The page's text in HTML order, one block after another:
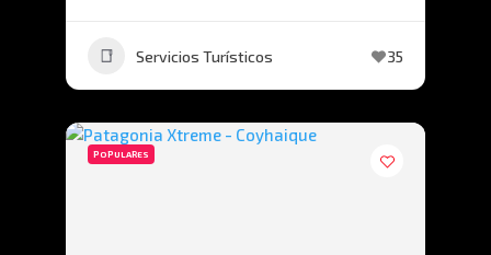
Servicios Turísticos 35
POPULARES